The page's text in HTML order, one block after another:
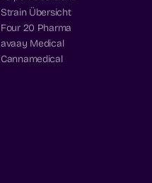
Strain Übersicht
Four 20 Pharma
avaay Medical
Cannamedical